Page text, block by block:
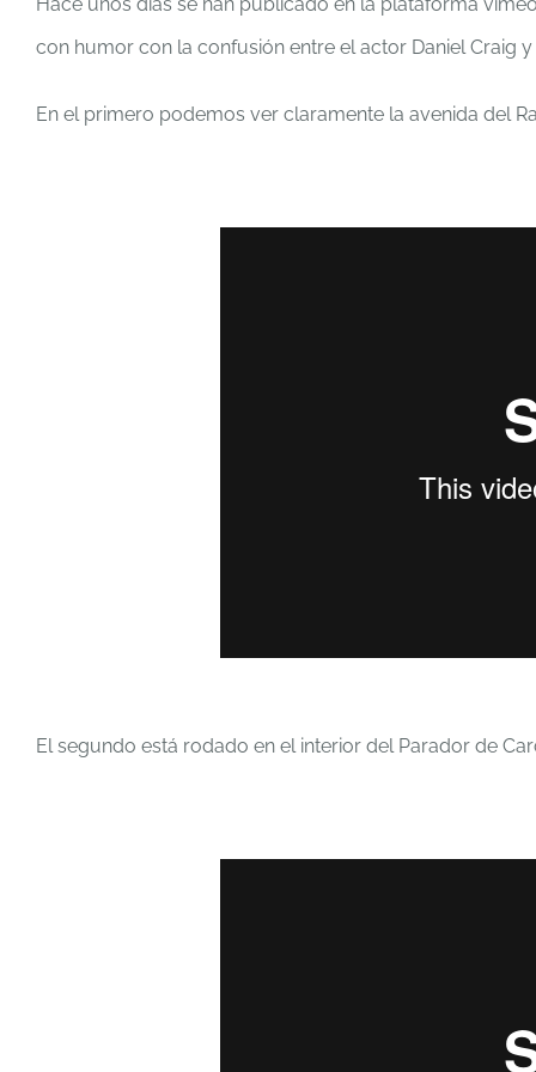
con humor con la confusión entre el actor Daniel Craig
En el primero podemos ver claramente la avenida del
El segundo está rodado en el interior del Parador de